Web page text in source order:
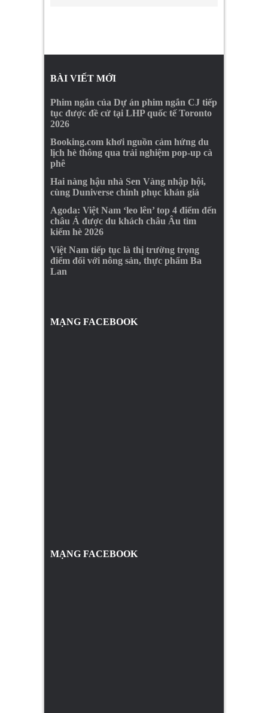
BÀI VIẾT MỚI
Phim ngắn của Dự án phim ngắn CJ tiếp
tục được đề cử tại LHP quốc tế Toronto
2026
Booking.com khơi nguồn cảm hứng du
lịch hè thông qua trải nghiệm pop-up cà
phê
Hai nàng hậu nhà Sen Vàng nhập hội,
cùng Duniverse chinh phục khán giả
Agoda: Việt Nam ‘leo lên’ top 4 điểm đến
châu Á được du khách châu Âu tìm
kiếm hè 2026
Việt Nam tiếp tục là thị trường trọng
điểm đối với nông sản, thực phẩm Ba
Lan
MẠNG FACEBOOK
MẠNG FACEBOOK